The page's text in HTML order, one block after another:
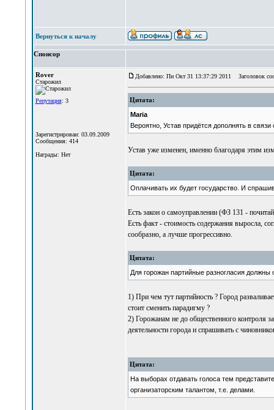
Вернуться к началу
Спонсор
Rover
Старожил
Репутация: 3
Зарегистрирован: 03.09.2009
Сообщения: 414
Награды: Нет
Добавлено: Пн Окт 31 13:37:29 2011 Заголовок
Цитата:
Maria
Вероятно, Устав придётся дополнять в
Устав уже изменен, именно благодаря этим
Цитата:
Оплачивать их будет государство. И
Есть закон о самоуправлении (ФЗ 131 -
Есть факт - стоимость содержания выросла,
сообразно, а лучше прогрессивно.
Цитата:
Для горожан партийные разногласия
1) При чем тут партийность ? Город
стоит сменить парадигму ?
2) Горожанам не до общественного контроля
деятельности города и спрашивать с
Цитата:
На выборах отдавать голоса тем
организаторским талантом, т.е. делами.